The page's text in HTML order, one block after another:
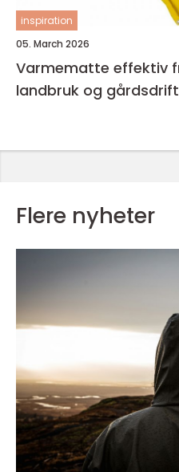
inspiration
05. March 2026
Varmematte effektiv frostbeskyttelse for
landbruk og gårdsdrift
Flere nyheter